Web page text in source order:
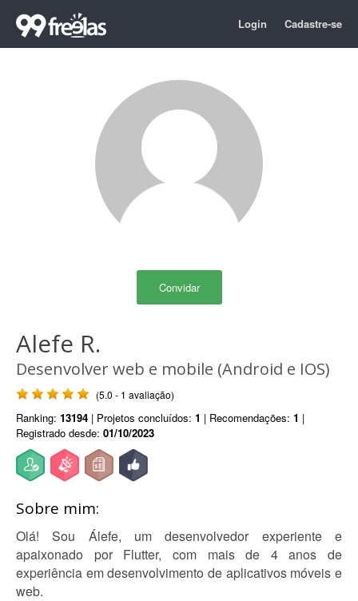
Login Cadastre-se
Convidar
Alefe R.
Desenvolver web e mobile (Android e IOS)
(5.0 - 1 avaliação)
Ranking: 13194 | Projetos concluídos: 1 | Recomendações: 1 |
Registrado desde: 01/10/2023
Sobre mim:
Olá! Sou Álefe, um desenvolvedor experiente e
apaixonado por Flutter, com mais de 4 anos de
experiência em desenvolvimento de aplicativos móveis e
web.